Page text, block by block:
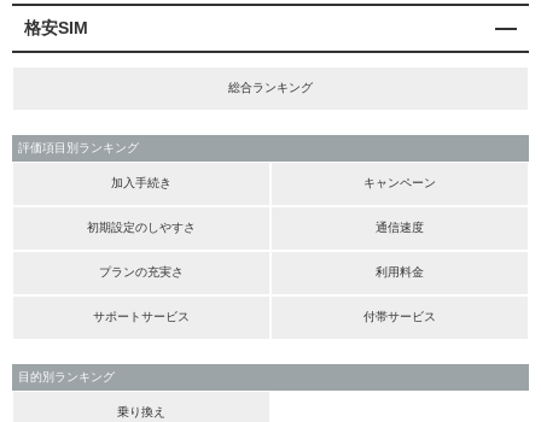
格安SIM
総合ランキング
評価項目別ランキング
加入手続き キャンペーン
初期設定のしやすさ 通信速度
プランの充実さ 利用料金
サポートサービス 付帯サービス
目的別ランキング
乗り換え